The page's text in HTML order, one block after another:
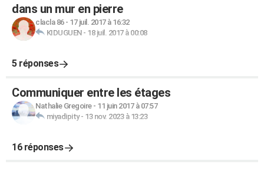
dans un mur en pierre
clacla 86- 17 juil. 2017 à 16:32
KIDUGUEN- 18 juil. 2017 à 00:08
5 réponses
Communiquer entre les étages
Nathalie Gregoire- 11 juin 2017 à 07:57
miyadipity- 13 nov. 2023 à 13:23
16 réponses